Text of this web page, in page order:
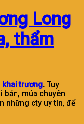
Long
thẩm
khai trương. Tuy
bản, múa chuyên
những cty uy tín, để